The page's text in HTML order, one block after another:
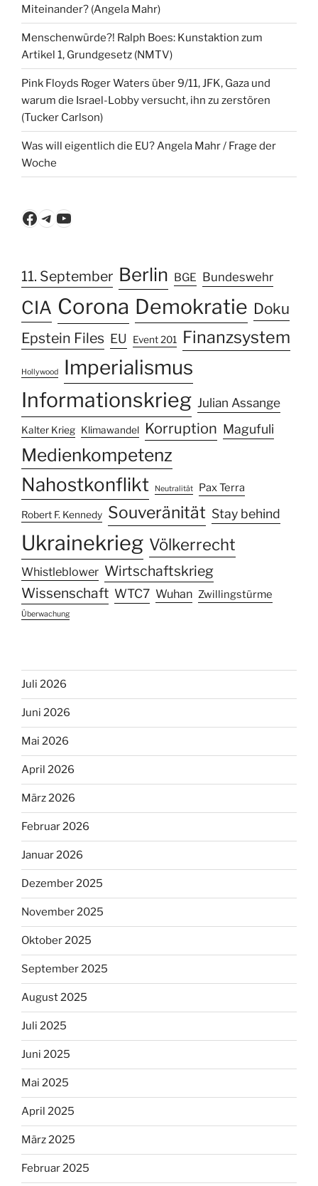
Miteinander? (Angela Mahr)
Menschenwürde?! Ralph Boes: Kunstaktion zum
Artikel 1, Grundgesetz (NMTV)
Pink Floyds Roger Waters über 9/11, JFK, Gaza und
warum die Israel-Lobby versucht, ihn zu zerstören
(Tucker Carlson)
Was will eigentlich die EU? Angela Mahr / Frage der
Woche
Facebook
Telegram
YouTube
11. September Berlin BGE Bundeswehr
CIA Corona Demokratie Doku
Epstein Files EU Event 201 Finanzsystem
Hollywood
Imperialismus
Informationskrieg Julian Assange
Kalter Krieg Klimawandel Korruption Magufuli
Medienkompetenz
Nahostkonflikt Neutralität Pax Terra
Robert F. Kennedy Souveränität Stay behind
Ukrainekrieg Völkerrecht
Whistleblower Wirtschaftskrieg
Wissenschaft WTC7 Wuhan Zwillingstürme
Überwachung
Juli 2026
Juni 2026
Mai 2026
April 2026
März 2026
Februar 2026
Januar 2026
Dezember 2025
November 2025
Oktober 2025
September 2025
August 2025
Juli 2025
Juni 2025
Mai 2025
April 2025
März 2025
Februar 2025